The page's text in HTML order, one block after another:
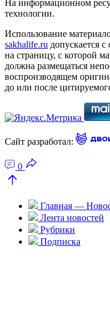
На информационном
технологии.
Использование
sakhalife.ru допускается
на страницу, с которой
должна размещаться
воспроизводящем
до или после
Сайт разработал:
0
Главная —
Лента новостей
Рубрики
Подписка